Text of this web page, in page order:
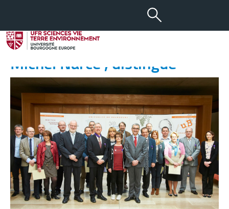
03 MAI 2016
Le Directeur de l’UFR SVTE,
Michel Narce , distingué